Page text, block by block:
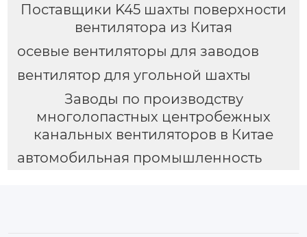
Поставщики K45 шахты поверхности
вентилятора из Китая
осевые вентиляторы для заводов
вентилятор для угольной шахты
Заводы по производству
многолопастных центробежных
канальных вентиляторов в Китае
автомобильная промышленность